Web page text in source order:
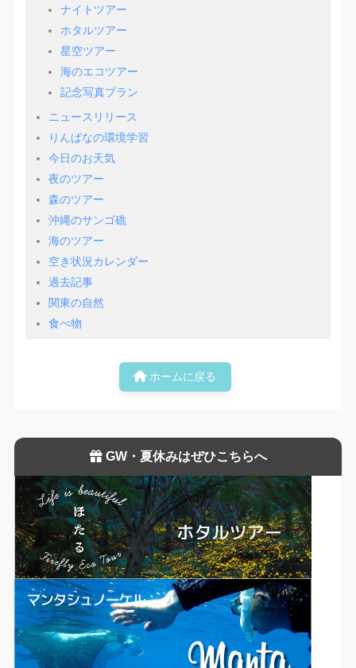
ナイトツアー
ホタルツアー
星空ツアー
海のエコツアー
記念写真プラン
ニュースリリース
りんぱなの環境学習
今日のお天気
夜のツアー
森のツアー
沖縄のサンゴ礁
海のツアー
空き状況カレンダー
過去記事
関東の自然
食べ物
ホームに戻る
GW・夏休みはぜひこちらへ